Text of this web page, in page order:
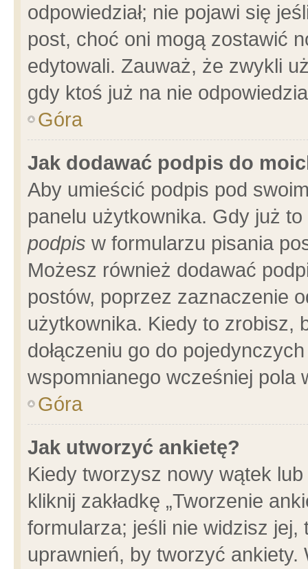
odpowiedział; nie pojawi się
post, choć oni mogą zostawić
edytowali. Zauważ, że zwykli
gdy ktoś już na nie
Góra
Jak dodawać podpis do
Aby umieścić podpis pod
panelu użytkownika. Gdy już
podpis w formularzu pisania
Możesz również dodawać
postów, poprzez zaznaczenie
użytkownika. Kiedy to zrobisz,
dołączeniu go do
wspomnianego wcześniej pola
Góra
Jak utworzyć ankietę?
Kiedy tworzysz nowy wątek
kliknij zakładkę „Tworzenie
formularza; jeśli nie widzisz
uprawnień, by tworzyć ankiety.